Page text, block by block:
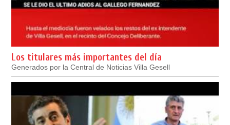
Los titulares más importantes del día
Generados por la Central de Noticias Villa Gesell